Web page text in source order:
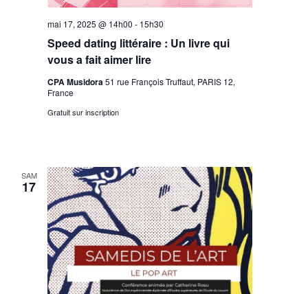
Speed dating littéraire : Un livre qui
vous a fait aimer lire
mai 17, 2025 @ 14h00 - 15h30
CPA Musidora51 rue François Truffaut, PARIS 12,
France
Gratuit sur inscription
SAM
17